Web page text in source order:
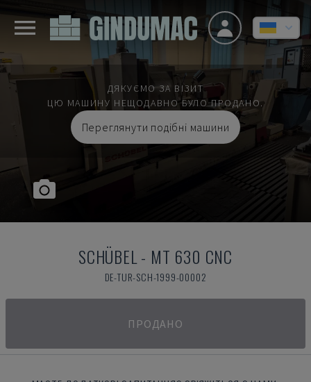
ДЯКУЄМО ЗА ВІЗИТ
ЦЮ МАШИНУ НЕЩОДАВНО БУЛО ПРОДАНО.
Переглянути подібні машини
SCHÜBEL- MT 630 CNC
DE-TUR-SCH-1999-00002
ПРОДАНО